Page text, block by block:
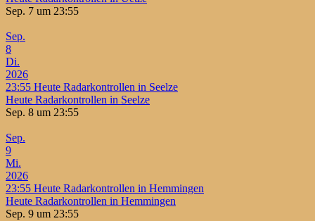
Sep. 7 um 23:55
Sep.
8
Di.
2026
23:55 Heute Radarkontrollen in Seelze
Heute Radarkontrollen in Seelze
Sep. 8 um 23:55
Sep.
9
Mi.
2026
23:55 Heute Radarkontrollen in Hemmingen
Heute Radarkontrollen in Hemmingen
Sep. 9 um 23:55